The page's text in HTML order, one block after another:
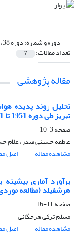
دوره و شماره:دوره 38، 85-84 - شماره پیاپی 85، فروردین 1393
تعداد مقالات: 7
مقاله پژوهشی
تحلیل روند پدیده
تبریز طی دوره 1951 تا 2011
صفحه3-10
عاطفه حسینی صدر، غلام
مشاهده مقاله
اصل
هرشفیلد (مطالعه
صفحه11-16
مسلم ترکی هرچگانی
مشاهده مقاله
اصل